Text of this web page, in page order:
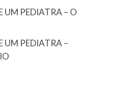
UM PEDIATRA – O
UM PEDIATRA –